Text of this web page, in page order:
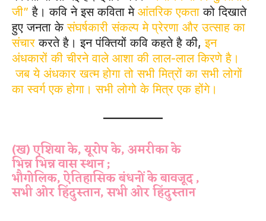
जी” है। कवि ने इस कविता मे आंतरिक एकता को दिखाते
हुए जनता केसंघर्षकारी संकल्प मे प्रेरणा और उत्साह का
संचारकरते है। इन पंक्तियों कवि कहते है की, इन
अंधकारों की चीरने वाले आशा की लाल-लाल किरणे है।
जब ये अंधकार खत्म होगा तो सभी मित्रों का सभी लोगों
का स्वर्ग एक होगा। सभी लोगो के मित्र एक होंगे।
(ख) एशिया के, यूरोप के, अमरीका के
भिन्न भिन्न वास स्थान ;
भौगोलिक, ऐतिहासिक बंधनों के बावजूद ,
सभी ओर हिंदुस्तान, सभी ओर हिंदुस्तान